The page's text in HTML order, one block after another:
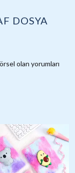
DOSYA
olan yorumları